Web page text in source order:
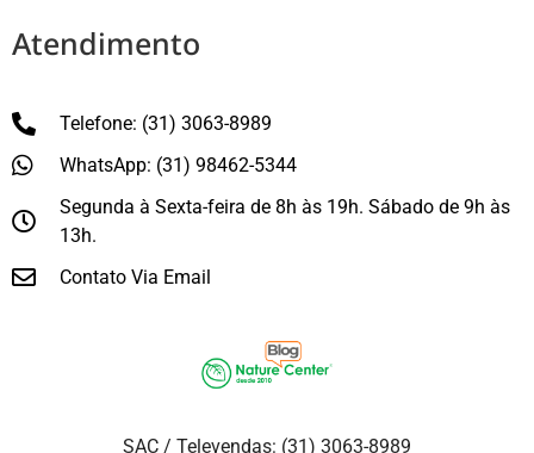
Atendimento
Telefone: (31) 3063-8989
WhatsApp: (31) 98462-5344
Segunda à Sexta-feira de 8h às 19h. Sábado de 9h às
13h.
Contato Via Email
SAC / Televendas: (31) 3063-8989